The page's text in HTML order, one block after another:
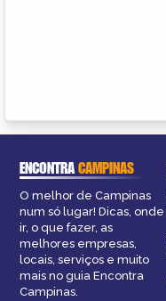
ENCONTRACAMPINAS
O melhor de Campinas
num só lugar! Dicas, onde
ir, o que fazer, as
melhores empresas,
locais, serviços e muito
mais no guia Encontra
Campinas.